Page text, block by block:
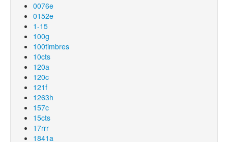
0076e
0152e
1-15
100g
100timbres
10cts
120a
120c
121f
1263h
157c
15cts
17rrr
1841a